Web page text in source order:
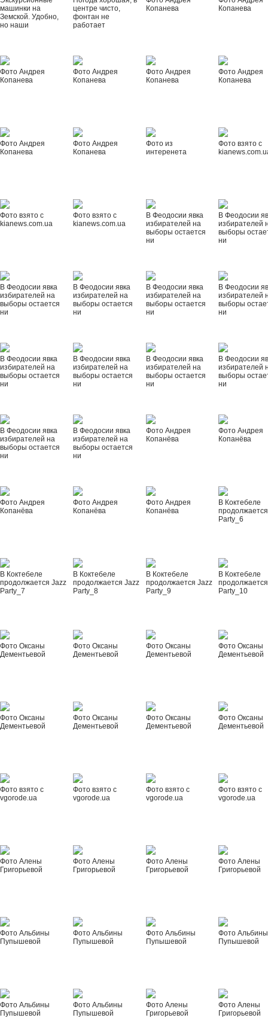
машинки на
Земской. Удобно,
но наши
центре чисто,
фонтан не
работает
Копанева
Копанева
Фото Андрея
Копанева
Фото Андрея
Копанева
Фото Андрея
Копанева
Фото Андрея
Копанева
Фото Андрея
Копанева
Фото Андрея
Копанева
Фото из
интеренета
Фото взято с
Фото взято с
kianews.com.ua
Фото взято с
kianews.com.ua
В Феодосии явка
избирателей на
выборы остается
ни
В Феодосии
избирателей
выборы
ни
В Феодосии явка
избирателей на
выборы остается
ни
В Феодосии явка
избирателей на
выборы остается
ни
В Феодосии явка
избирателей на
выборы остается
ни
В Феодосии
избирателей
выборы
ни
В Феодосии явка
избирателей на
выборы остается
ни
В Феодосии явка
избирателей на
выборы остается
ни
В Феодосии явка
избирателей на
выборы остается
ни
В Феодосии
избирателей
выборы
ни
В Феодосии явка
избирателей на
выборы остается
ни
В Феодосии явка
избирателей на
выборы остается
ни
Фото Андрея
Копанёва
Фото Андрея
Копанёва
Фото Андрея
Копанёва
Фото Андрея
Копанёва
Фото Андрея
Копанёва
В Коктебеле
Party_6
В Коктебеле
продолжается Jazz
Party_7
В Коктебеле
продолжается Jazz
Party_8
В Коктебеле
продолжается Jazz
Party_9
В Коктебеле
Party_10
Фото Оксаны
Дементьевой
Фото Оксаны
Дементьевой
Фото Оксаны
Дементьевой
Фото Оксаны
Дементьевой
Фото Оксаны
Дементьевой
Фото Оксаны
Дементьевой
Фото Оксаны
Дементьевой
Фото Оксаны
Дементьевой
Фото взято с
vgorode.ua
Фото взято с
vgorode.ua
Фото взято с
vgorode.ua
Фото взято с
vgorode.ua
Фото Алены
Григорьевой
Фото Алены
Григорьевой
Фото Алены
Григорьевой
Фото Алены
Григорьевой
Фото Альбины
Пупышевой
Фото Альбины
Пупышевой
Фото Альбины
Пупышевой
Фото Альбины
Пупышевой
Фото Альбины
Пупышевой
Фото Альбины
Пупышевой
Фото Алены
Григорьевой
Фото Алены
Григорьевой